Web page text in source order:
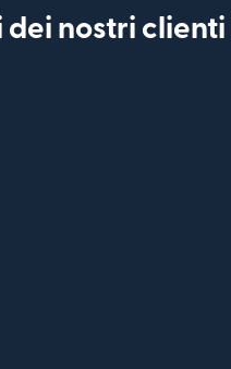
dei nostri clienti